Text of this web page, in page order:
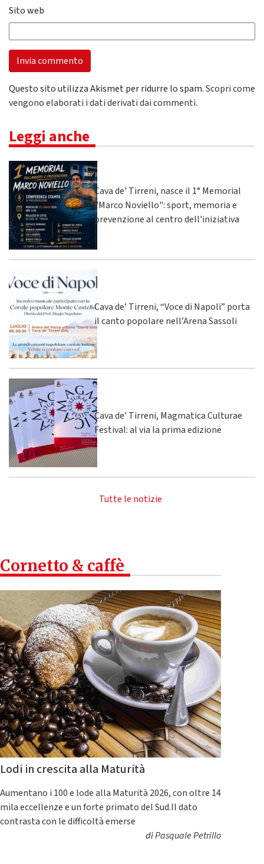
Sito web
Questo sito utilizza Akismet per ridurre lo spam.Scopri come
vengono elaborati i dati derivati dai commenti.
Leggi anche
Cava de' Tirreni, nasce il 1° Memorial
"Marco Noviello": sport, memoria e
prevenzione al centro dell'iniziativa
Cava de’ Tirreni, “Voce di Napoli” porta
il canto popolare nell’Arena Sassoli
Cava de' Tirreni, Magmatica Culturae
Festival: al via la prima edizione
Tutte le notizie
Cornetto & caffè
Lodi in crescita alla Maturità
Aumentano i 100 e lode alla Maturità 2026, con oltre 14
mila eccellenze e un forte primato del Sud.Il dato
contrasta con le difficoltà emerse
diPasquale Petrillo